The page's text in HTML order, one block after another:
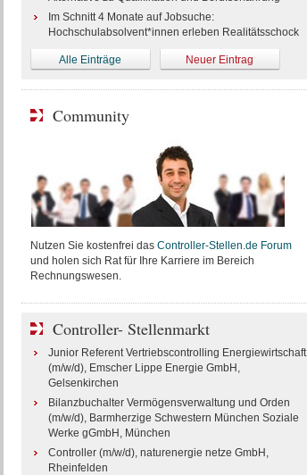
Im Schnitt 4 Monate auf Jobsuche:
Hochschulabsolvent*innen erleben Realitätsschock
Alle Einträge Neuer Eintrag
Community
Nutzen Sie kostenfrei das Controller-Stellen.de Forum
und holen sich Rat für Ihre Karriere im Bereich
Rechnungswesen.
Controller- Stellenmarkt
Junior Referent Vertriebscontrolling Energiewirtschaft
(m/w/d), Emscher Lippe Energie GmbH,
Gelsenkirchen
Bilanzbuchalter Vermögensverwaltung und Orden
(m/w/d), Barmherzige Schwestern München Soziale
Werke gGmbH, München
Controller (m/w/d), naturenergie netze GmbH,
Rheinfelden